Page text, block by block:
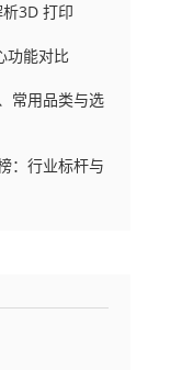
3D 打印
功能对比
常用品类与选
：行业标杆与